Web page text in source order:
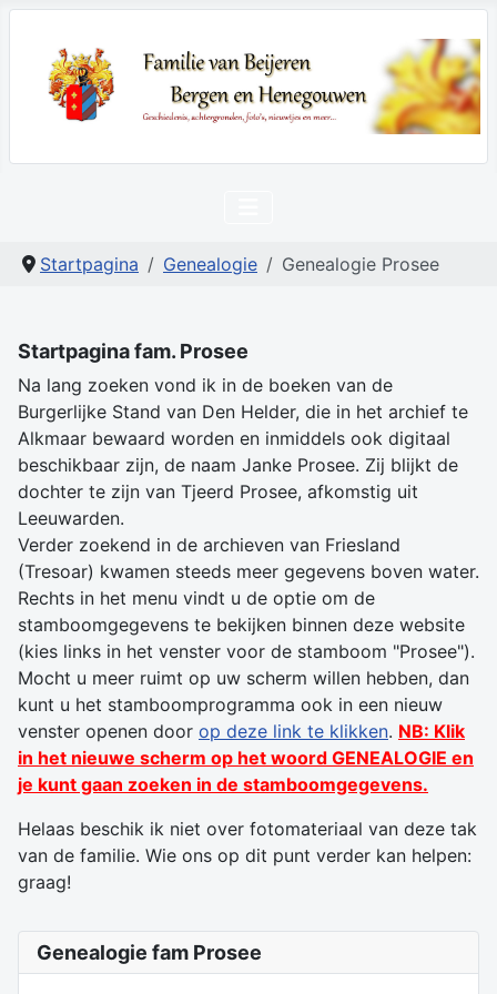
Startpagina Genealogie Genealogie Prosee
Startpagina fam. Prosee
Na lang zoeken vond ik in de boeken van de
Burgerlijke Stand van Den Helder, die in het archief te
Alkmaar bewaard worden en inmiddels ook digitaal
beschikbaar zijn, de naam Janke Prosee. Zij blijkt de
dochter te zijn van Tjeerd Prosee, afkomstig uit
Leeuwarden.
Verder zoekend in de archieven van Friesland
(Tresoar) kwamen steeds meer gegevens boven water.
Rechts in het menu vindt u de optie om de
stamboomgegevens te bekijken binnen deze website
(kies links in het venster voor de stamboom "Prosee").
Mocht u meer ruimt op uw scherm willen hebben, dan
kunt u het stamboomprogramma ook in een nieuw
venster openen door op deze link te klikken. NB: Klik
in het nieuwe scherm op het woord GENEALOGIE en
je kunt gaan zoeken in de stamboomgegevens.
Helaas beschik ik niet over fotomateriaal van deze tak
van de familie. Wie ons op dit punt verder kan helpen:
graag!
Genealogie fam Prosee